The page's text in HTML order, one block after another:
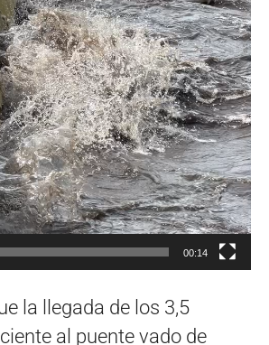
00:14
la llegada de los 3,5
al puente vado de